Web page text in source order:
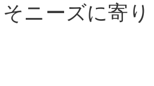
ニーズに寄り